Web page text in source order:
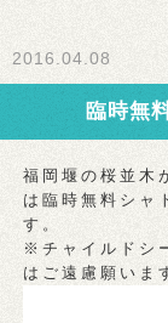
2016.04.08
臨時無
福岡堰の桜並木
は臨時無料シャ
す。
※チャイルドシ
はご遠慮願いま